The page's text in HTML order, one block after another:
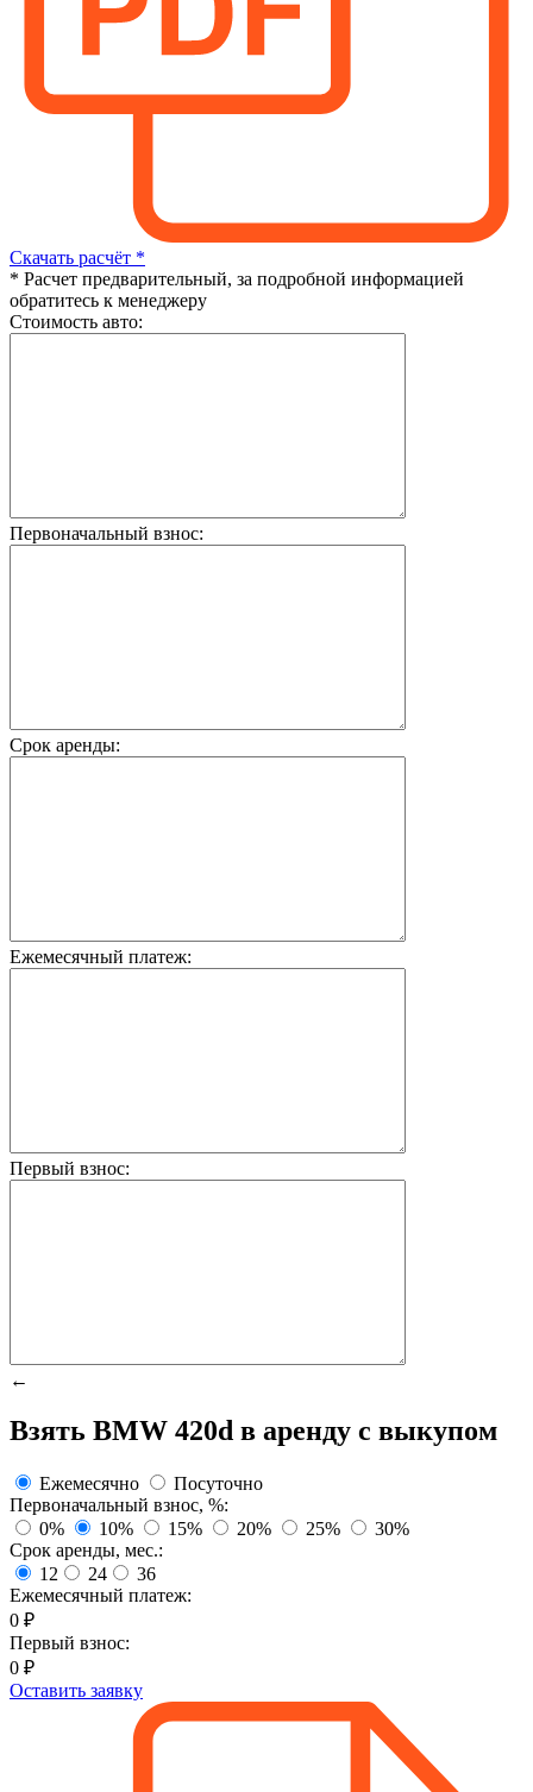
Скачать расчёт *
* Расчет предварительный, за подробной информацией
обратитесь к менеджеру
Стоимость авто:
Первоначальный взнос:
Срок аренды:
Ежемесячный платеж:
Первый взнос:
←
Взять BMW 420d в аренду с выкупом
Ежемесячно
Посуточно
Первоначальный взнос, %:
0%
10% 15% 20% 25%
30%
Срок аренды, мес.:
12
24
36
Ежемесячный платеж:
0 ₽
Первый взнос:
0 ₽
Оставить заявку